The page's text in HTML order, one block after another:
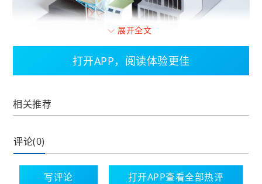
Ho的提案将会改造位于伦敦南部已有的建筑
一个全新的木制框架将会架在原有的房屋结构
上，并且配上定制的住房单元。
“将新的起居空间引入原有的建筑的顶部，住房密
展开全文
打开APP，阅读体验更佳
相关推荐
评论(0)
写评论 打开APP查看全部热评